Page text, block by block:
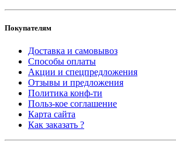
Покупателям
Доставка и самовывоз
Способы оплаты
Акции и спецпредложения
Отзывы и предложения
Политика конф-ти
Польз-кое соглашение
Карта сайта
Как заказать ?